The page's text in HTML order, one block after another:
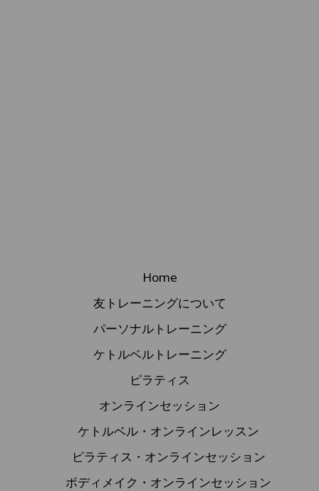
Home
友トレーニングについて
パーソナルトレーニング
ケトルベルトレーニング
ピラティス
オンラインセッション
ケトルベル・オンラインレッスン
ピラティス・オンラインセッション
ボディメイク・オンラインセッション